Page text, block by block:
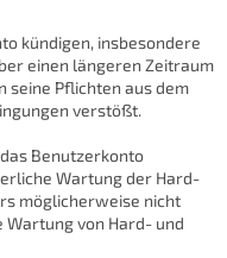
kündigen, insbesondere
einen längeren Zeitraum
seine Pflichten aus dem
verstößt.
Benutzerkonto
Wartung der Hard-
möglicherweise nicht
von Hard- und